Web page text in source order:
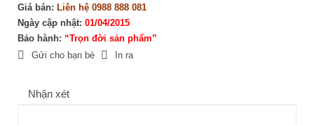
Giá bán: Liên hệ 0988 888 081
Ngày cập nhật: 01/04/2015
Bảo hành: “Trọn đời sản phẩm”
Gửi cho bạn bè
In ra
Nhận xét